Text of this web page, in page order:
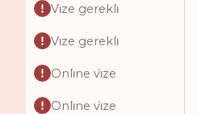
Vi̇ze gerekli̇
Vi̇ze gerekli̇
Onli̇ne vi̇ze
Onli̇ne vi̇ze